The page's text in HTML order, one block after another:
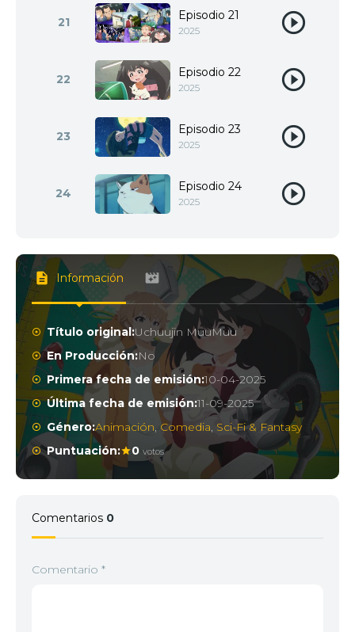
21 Episodio 21
2025
22 Episodio 22
2025
23 Episodio 23
2025
24 Episodio 24
2025
Información
Título original:Uchuujin MuuMuu
En Producción:No
Primera fecha de emisión:10-04-2025
Última fecha de emisión:11-09-2025
Género:Animación, Comedia, Sci-Fi & Fantasy
Puntuación:
0 votos
Comentarios 0
Comentario *